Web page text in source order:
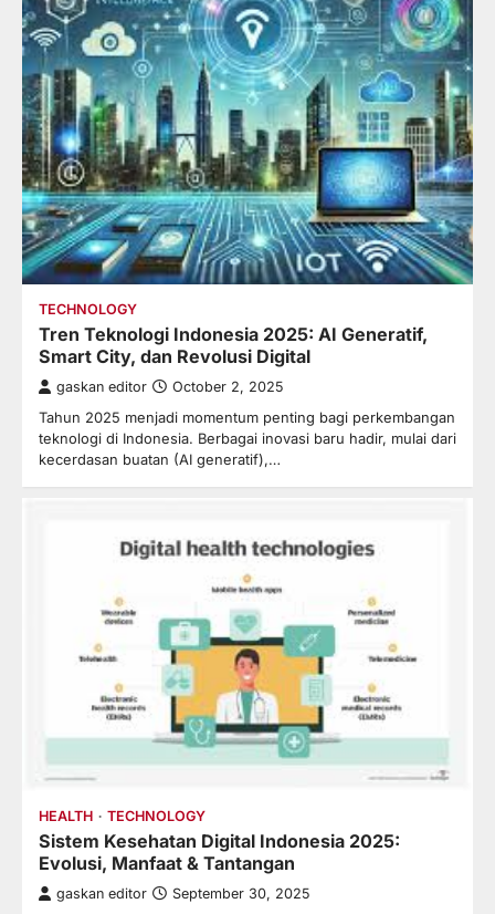
TECHNOLOGY
Tren Teknologi Indonesia 2025: AI Generatif,
Smart City, dan Revolusi Digital
gaskan editor October 2, 2025
Tahun 2025 menjadi momentum penting bagi perkembangan
teknologi di Indonesia. Berbagai inovasi baru hadir, mulai dari
kecerdasan buatan (AI generatif),…
HEALTH TECHNOLOGY
Sistem Kesehatan Digital Indonesia 2025:
Evolusi, Manfaat & Tantangan
gaskan editor September 30, 2025